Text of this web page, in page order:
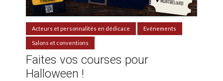
Acteurs et personnalités en dédicace Evénements
Salons et conventions
Faites vos courses pour
Halloween !